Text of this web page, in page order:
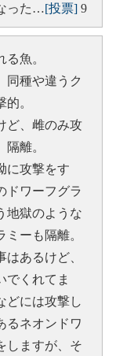
った…[投票] 9
魚。
同種や違うク
。
ど、雌のみ攻
離。
に攻撃をす
ドワーフグラ
地獄のような
ーも隔離。
あるけど、
でくれてま
どには攻撃し
るネオンドワ
しますが、そ